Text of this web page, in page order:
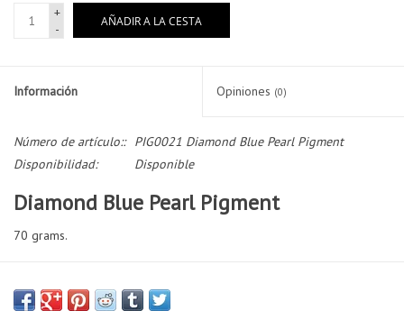
+
-
AÑADIR A LA CESTA
Información Opiniones (0)
Número de artículo::
PIG0021 Diamond Blue Pearl Pigment
Disponibilidad:
Disponible
Diamond Blue Pearl Pigment
70 grams.